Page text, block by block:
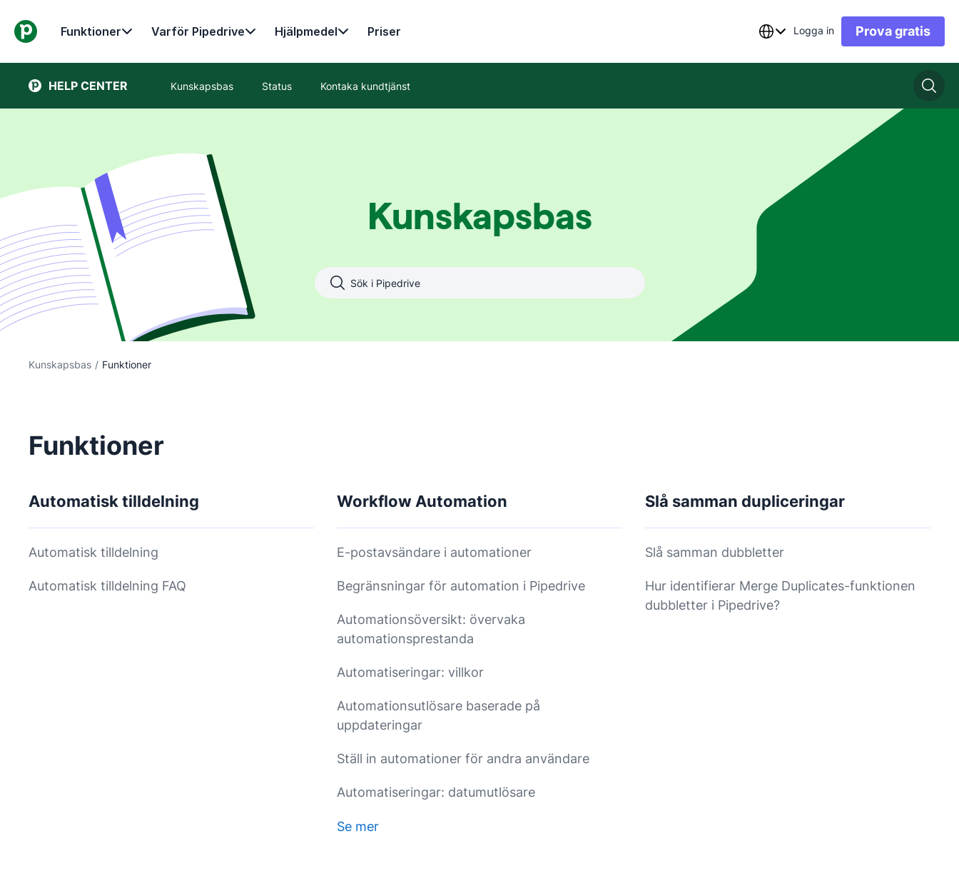
Funktioner Varför Pipedrive Hjälpmedel Priser Logga in Prova gratis
HELP CENTER Kunskapsbas Status Kontaka kundtjänst
Kunskapsbas
Kunskapsbas / Funktioner
Funktioner
Automatisk tilldelning
Automatisk tilldelning
Automatisk tilldelning FAQ
Workflow Automation
E-postavsändare i automationer
Begränsningar för automation i Pipedrive
Automationsöversikt: övervaka
automationsprestanda
Automatiseringar: villkor
Automationsutlösare baserade på
uppdateringar
Ställ in automationer för andra användare
Automatiseringar: datumutlösare
Se mer
Slå samman dupliceringar
Slå samman dubbletter
Hur identifierar Merge Duplicates-funktionen
dubbletter i Pipedrive?